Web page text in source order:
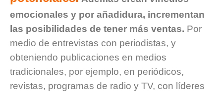
emocionales y por añadidura, incrementan
las posibilidades de tener más ventas. Por
medio de entrevistas con periodistas, y
obteniendo publicaciones en medios
tradicionales, por ejemplo, en periódicos,
revistas, programas de radio y TV, con líderes